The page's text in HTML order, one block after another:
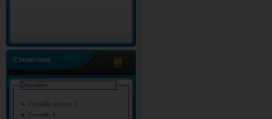
Статистика
Онлайн:
Онлайн всего: 1
Гостей: 1